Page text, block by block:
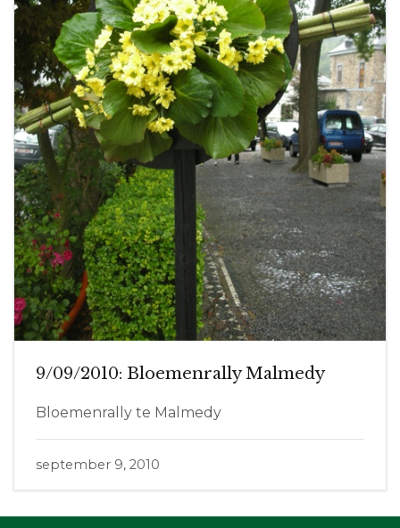
9/09/2010: Bloemenrally Malmedy
Bloemenrally te Malmedy
september 9, 2010